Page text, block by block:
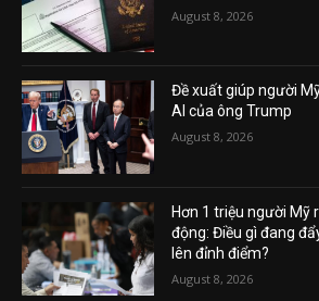
August 8, 2026
Đề xuất giúp người
AI của ông Trump
August 8, 2026
Hơn 1 triệu người Mỹ
động: Điều gì đang
lên đỉnh điểm?
August 8, 2026